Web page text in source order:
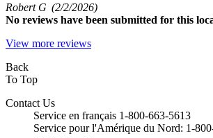
Robert G (2/2/2026)
No reviews have been submitted for this
View more reviews
Back
To Top
Contact Us
Service en français 1-800-663-5613
Service pour l'Amérique du Nord: 1-